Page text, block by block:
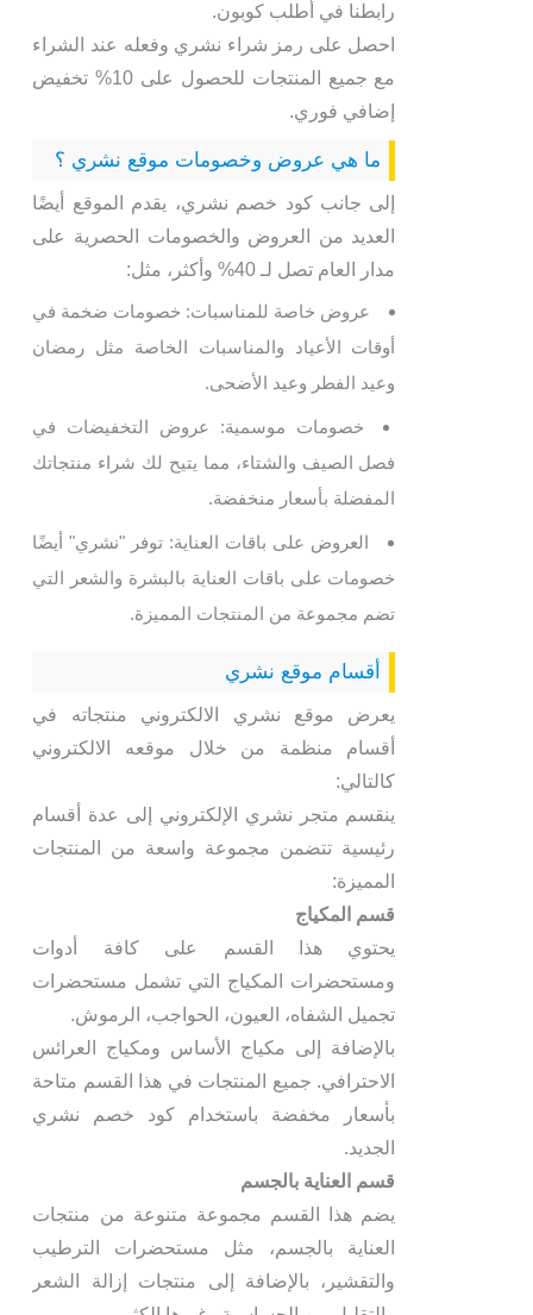
رابطنا في أطلب كوبون.
احصل على رمز شراء نشري وفعله عند الشراء
مع جميع المنتجات للحصول على 10% تخفيض
إضافي فوري.
ما هي عروض وخصومات موقع نشري ؟
إلى جانب كود خصم نشري، يقدم الموقع أيضًا
العديد من العروض والخصومات الحصرية على
مدار العام تصل لـ 40% وأكثر، مثل:
عروض خاصة للمناسبات: خصومات ضخمة في
أوقات الأعياد والمناسبات الخاصة مثل رمضان
وعيد الفطر وعيد الأضحى.
خصومات موسمية: عروض التخفيضات في
فصل الصيف والشتاء، مما يتيح لك شراء منتجاتك
المفضلة بأسعار منخفضة.
العروض على باقات العناية: توفر "نشري" أيضًا
خصومات على باقات العناية بالبشرة والشعر التي
تضم مجموعة من المنتجات المميزة.
أقسام موقع نشري
يعرض موقع نشري الالكتروني منتجاته في
أقسام منظمة من خلال موقعه الالكتروني
كالتالي:
ينقسم متجر نشري الإلكتروني إلى عدة أقسام
رئيسية تتضمن مجموعة واسعة من المنتجات
المميزة:
قسم المكياج
يحتوي هذا القسم على كافة أدوات
ومستحضرات المكياج التي تشمل مستحضرات
تجميل الشفاه، العيون، الحواجب، الرموش.
بالإضافة إلى مكياج الأساس ومكياج العرائس
الاحترافي. جميع المنتجات في هذا القسم متاحة
بأسعار مخفضة باستخدام كود خصم نشري
الجديد.
قسم العناية بالجسم
يضم هذا القسم مجموعة متنوعة من منتجات
العناية بالجسم، مثل مستحضرات الترطيب
والتقشير، بالإضافة إلى منتجات إزالة الشعر